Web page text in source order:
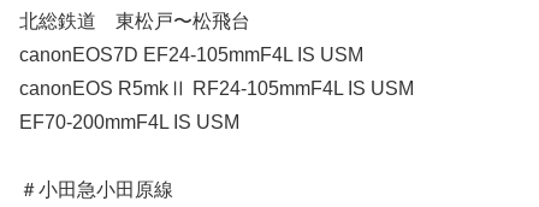
北総鉄道 東松戸〜松飛台
canonEOS7D EF24-105mmF4L IS USM
canonEOS R5mkⅡ RF24-105mmF4L IS USM
EF70-200mmF4L IS USM
＃小田急小田原線